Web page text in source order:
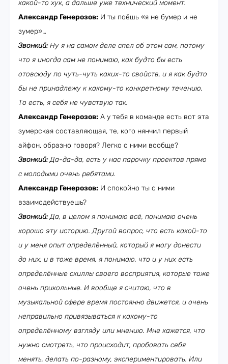
какой-то хук, а дальше уже технический момент.
Александр Генерозов: И ты поёшь «я не бумер и не
зумер»…
Звонкий:Ну я на самом деле спел об этом сам, потому
что я иногда сам не понимаю, как будто бы есть
отовсюду по чуть-чуть каких-то свойств, и я как будто
бы не принадлежу к какому-то конкретному течению.
То есть, я себя не чувствую так.
Александр Генерозов: А у тебя в команде есть вот эта
зумерская составляющая, те, кого нянчил первый
айфон, образно говоря? Легко с ними вообще?
Звонкий:Да-да-да, есть у нас парочку проектов прямо
с молодыми очень ребятами.
Александр Генерозов: И спокойно ты с ними
взаимодействуешь?
Звонкий:Да, в целом я понимаю всё, понимаю очень
хорошо эту историю. Другой вопрос, что есть какой-то
и у меня опыт определённый, который я могу донести
до них, и в тоже время, я понимаю, что и у них есть
определённые скиллы своего восприятия, которые тоже
очень прикольные. И вообще я считаю, что в
музыкальной сфере время постоянно движется, и очень
неправильно привязываться к какому-то
определённому взгляду или мнению. Мне кажется, что
нужно смотреть, что происходит, пробовать себя
менять, делать по-разному, экспериментировать. Или